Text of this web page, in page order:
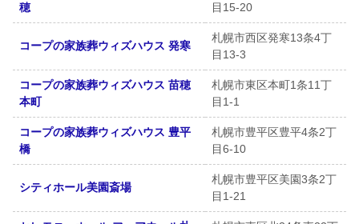
穂
目15-20
コープの家族葬ウィズハウス 発寒
札幌市西区発寒13条4丁
目13-3
コープの家族葬ウィズハウス 苗穂
本町
札幌市東区本町1条11丁
目1-1
コープの家族葬ウィズハウス 豊平
橋
札幌市豊平区豊平4条2丁
目6-10
シティホール美園斎場
札幌市豊平区美園3条2丁
目1-21